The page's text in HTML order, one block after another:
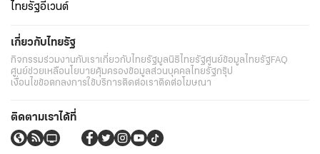
ไทยรัฐอีเวนต์
เกี่ยวกับไทยรัฐ
กิจกรรมร่วมงานกับเราเกี่ยวกับไทยรัฐมูลนิธิไทยรัฐศูนย์ข้อมูลไทยรัฐ FAQ
ศูนย์ช่วยเหลือนโยบายคุ้มครองข้อมูลส่วนบุคคลไทยรัฐกรุ๊ป
เงื่อนไขข้อตกลงการใช้บริการติดต่อเราติดต่อโฆษณา
ติดตามเราได้ที่